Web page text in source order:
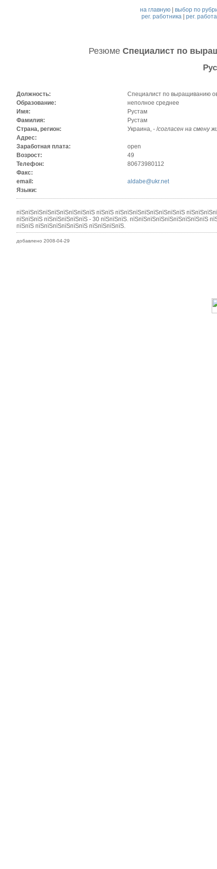
на главную |выбор по
рег. работника| рег.
Резюме Специалист по
Должность:
Специалист по выращиванию
Образование:
неполное среднее
Имя:
Рустам
Фамилия:
Рустам
Страна, регион:
Украина, - /согласен на смену
Адрес:
Заработная плата:
open
Возрост:
49
Телефон:
80673980112
Факс:
email:
aldabe@ukr.net
Языки:
пїЅпїЅпїЅпїЅпїЅпїЅпїЅпїЅпїЅ пїЅпїЅ пїЅпїЅпїЅпїЅпїЅпїЅпїЅпїЅ
пїЅпїЅпїЅ пїЅпїЅпїЅпїЅпїЅ - 30 пїЅпїЅпїЅ. пїЅпїЅпїЅпїЅпїЅпїЅпїЅпїЅпїЅ
пїЅпїЅ пїЅпїЅпїЅпїЅпїЅпїЅ пїЅпїЅпїЅпїЅ.
добавлено 2008-04-29